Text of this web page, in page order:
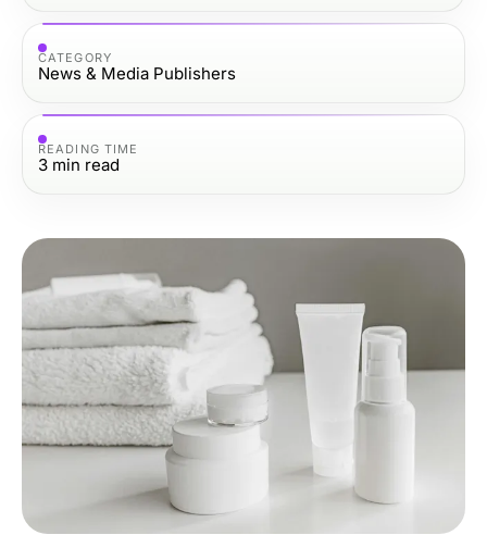
CATEGORY
News & Media Publishers
READING TIME
3 min read